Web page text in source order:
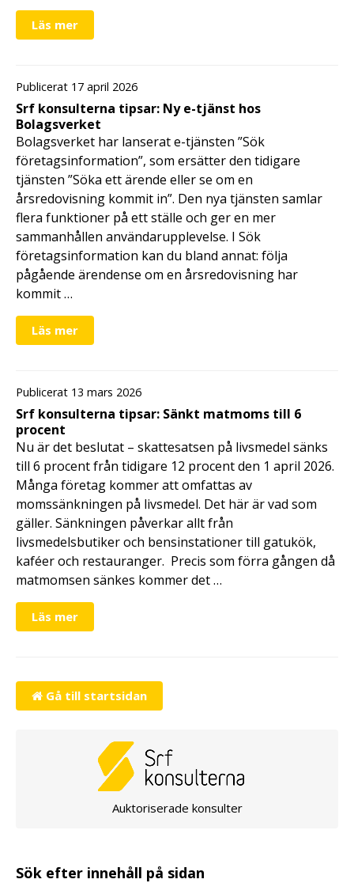
Läs mer
Publicerat 17 april 2026
Srf konsulterna tipsar: Ny e-tjänst hos
Bolagsverket
Bolagsverket har lanserat e-tjänsten ”Sök
företagsinformation”, som ersätter den tidigare
tjänsten ”Söka ett ärende eller se om en
årsredovisning kommit in”. Den nya tjänsten samlar
flera funktioner på ett ställe och ger en mer
sammanhållen användarupplevelse. I Sök
företagsinformation kan du bland annat: följa
pågående ärendense om en årsredovisning har
kommit …
Läs mer
Publicerat 13 mars 2026
Srf konsulterna tipsar: Sänkt matmoms till 6
procent
Nu är det beslutat – skattesatsen på livsmedel sänks
till 6 procent från tidigare 12 procent den 1 april 2026.
Många företag kommer att omfattas av
momssänkningen på livsmedel. Det här är vad som
gäller. Sänkningen påverkar allt från
livsmedelsbutiker och bensinstationer till gatukök,
kaféer och restauranger. Precis som förra gången då
matmomsen sänkes kommer det …
Läs mer
Gå till startsidan
Auktoriserade konsulter
Sök efter innehåll på sidan